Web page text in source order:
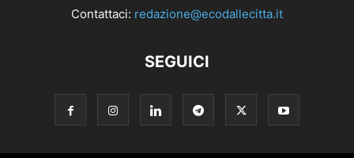
Contattaci: redazione@ecodallecitta.it
SEGUICI